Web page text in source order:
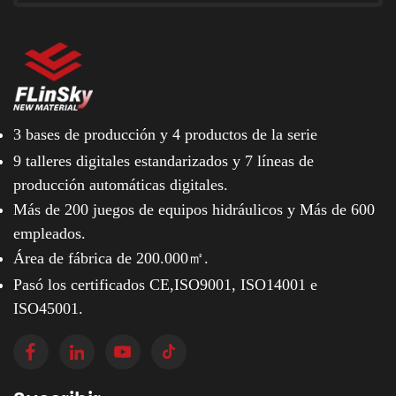
3 bases de producción y 4 productos de la serie
9 talleres digitales estandarizados y 7 líneas de
producción automáticas digitales.
Más de 200 juegos de equipos hidráulicos y Más de 600
empleados.
Área de fábrica de 200.000㎡.
Pasó los certificados CE,ISO9001, ISO14001 e
ISO45001.